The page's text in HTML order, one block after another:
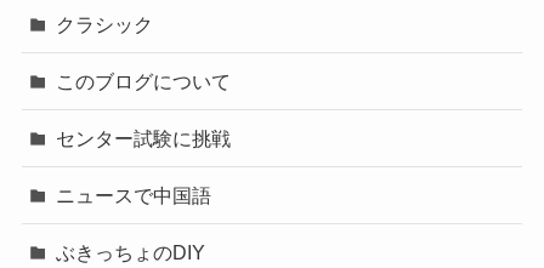
クラシック
このブログについて
センター試験に挑戦
ニュースで中国語
ぶきっちょのDIY